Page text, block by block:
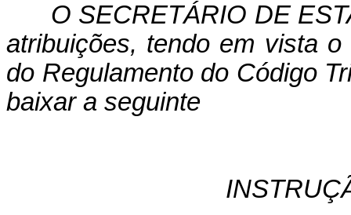
O SECRETÁRIO DE
atribuições, tendo em vista
do Regulamento do Código
baixar a seguinte